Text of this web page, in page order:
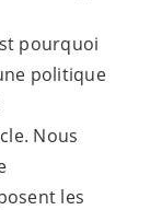
pourquoi
politique
Nous
les